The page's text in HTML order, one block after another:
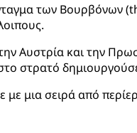
των Βουρβόνων
Αυστρία και την
στρατό
μια σειρά από